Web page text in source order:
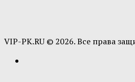
VIP-PK.RU © 2026. Все права